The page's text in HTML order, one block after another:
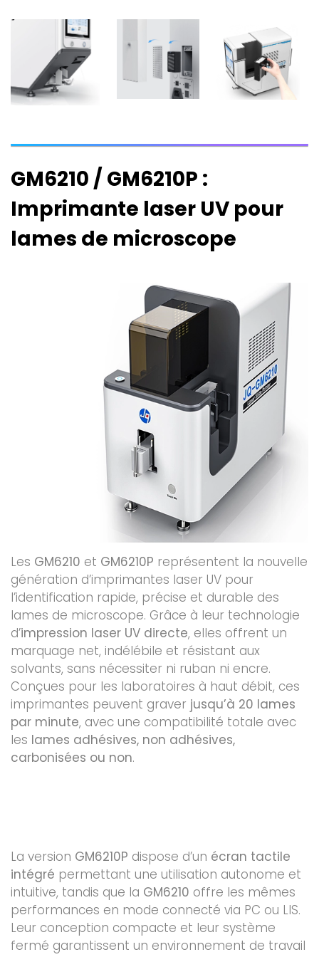
GM6210 / GM6210P :
Imprimante laser UV pour
lames de microscope
Les GM6210 et GM6210P représentent la nouvelle
génération d’imprimantes laser UV pour
l’identification rapide, précise et durable des
lames de microscope. Grâce à leur technologie
d’impression laser UV directe, elles offrent un
marquage net, indélébile et résistant aux
solvants, sans nécessiter ni ruban ni encre.
Conçues pour les laboratoires à haut débit, ces
imprimantes peuvent graver jusqu’à 20 lames
par minute, avec une compatibilité totale avec
les lames adhésives, non adhésives,
carbonisées ou non.
La version GM6210P dispose d’un écran tactile
intégré permettant une utilisation autonome et
intuitive, tandis que la GM6210 offre les mêmes
performances en mode connecté via PC ou LIS.
Leur conception compacte et leur système
fermé garantissent un environnement de travail